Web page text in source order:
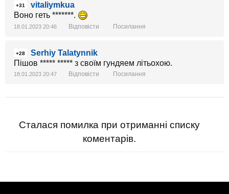
+31
vitaliymkua
Воно геть *******.
18.01.2023 20:46 Відповісти Посилання
+28
Serhiy Talatynnik
Пішов ***** ***** з своїм гундяем літьохою.
18.01.2023 20:47 Відповісти Посилання
Сталася помилка при отриманні списку
коментарів.